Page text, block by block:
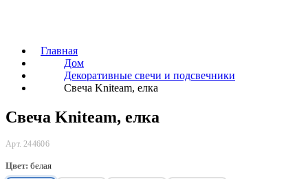
Главная
Дом
Декоративные свечи и подсвечники
Свеча Kniteam, елка
Свеча Kniteam, елка
Арт. 244606
Цвет: белая